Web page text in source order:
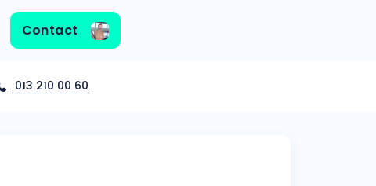
Contact
013 210 00 60